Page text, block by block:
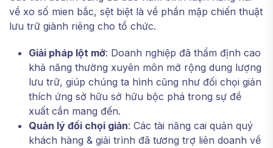
về xo số mien bắc, sệt biệt là về phần mập chiến thuật
lưu trữ giành riêng cho tổ chức.
Giải pháp lột mở: Doanh nghiệp đã thẩm định cao
khả năng thường xuyên môn mở rộng dung lượng
lưu trữ, giúp chúng ta hình cũng như đối chọi giản
thích ứng sở hữu sở hữu bộc phá trong sự đề
xuất cần mang đến.
Quản lý đối chọi giản: Các tài năng cai quản quý
khách hàng & giải trình đã tương trợ liên doanh về